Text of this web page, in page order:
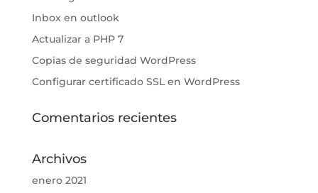
Inbox en outlook
Actualizar a PHP 7
Copias de seguridad WordPress
Configurar certificado SSL en WordPress
Comentarios recientes
Archivos
enero 2021